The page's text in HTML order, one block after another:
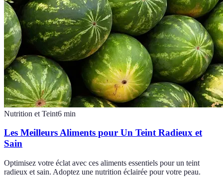
Nutrition et Teint6 min
Les Meilleurs Aliments pour Un Teint Radieux et
Sain
Optimisez votre éclat avec ces aliments essentiels pour un teint
radieux et sain. Adoptez une nutrition éclairée pour votre peau.